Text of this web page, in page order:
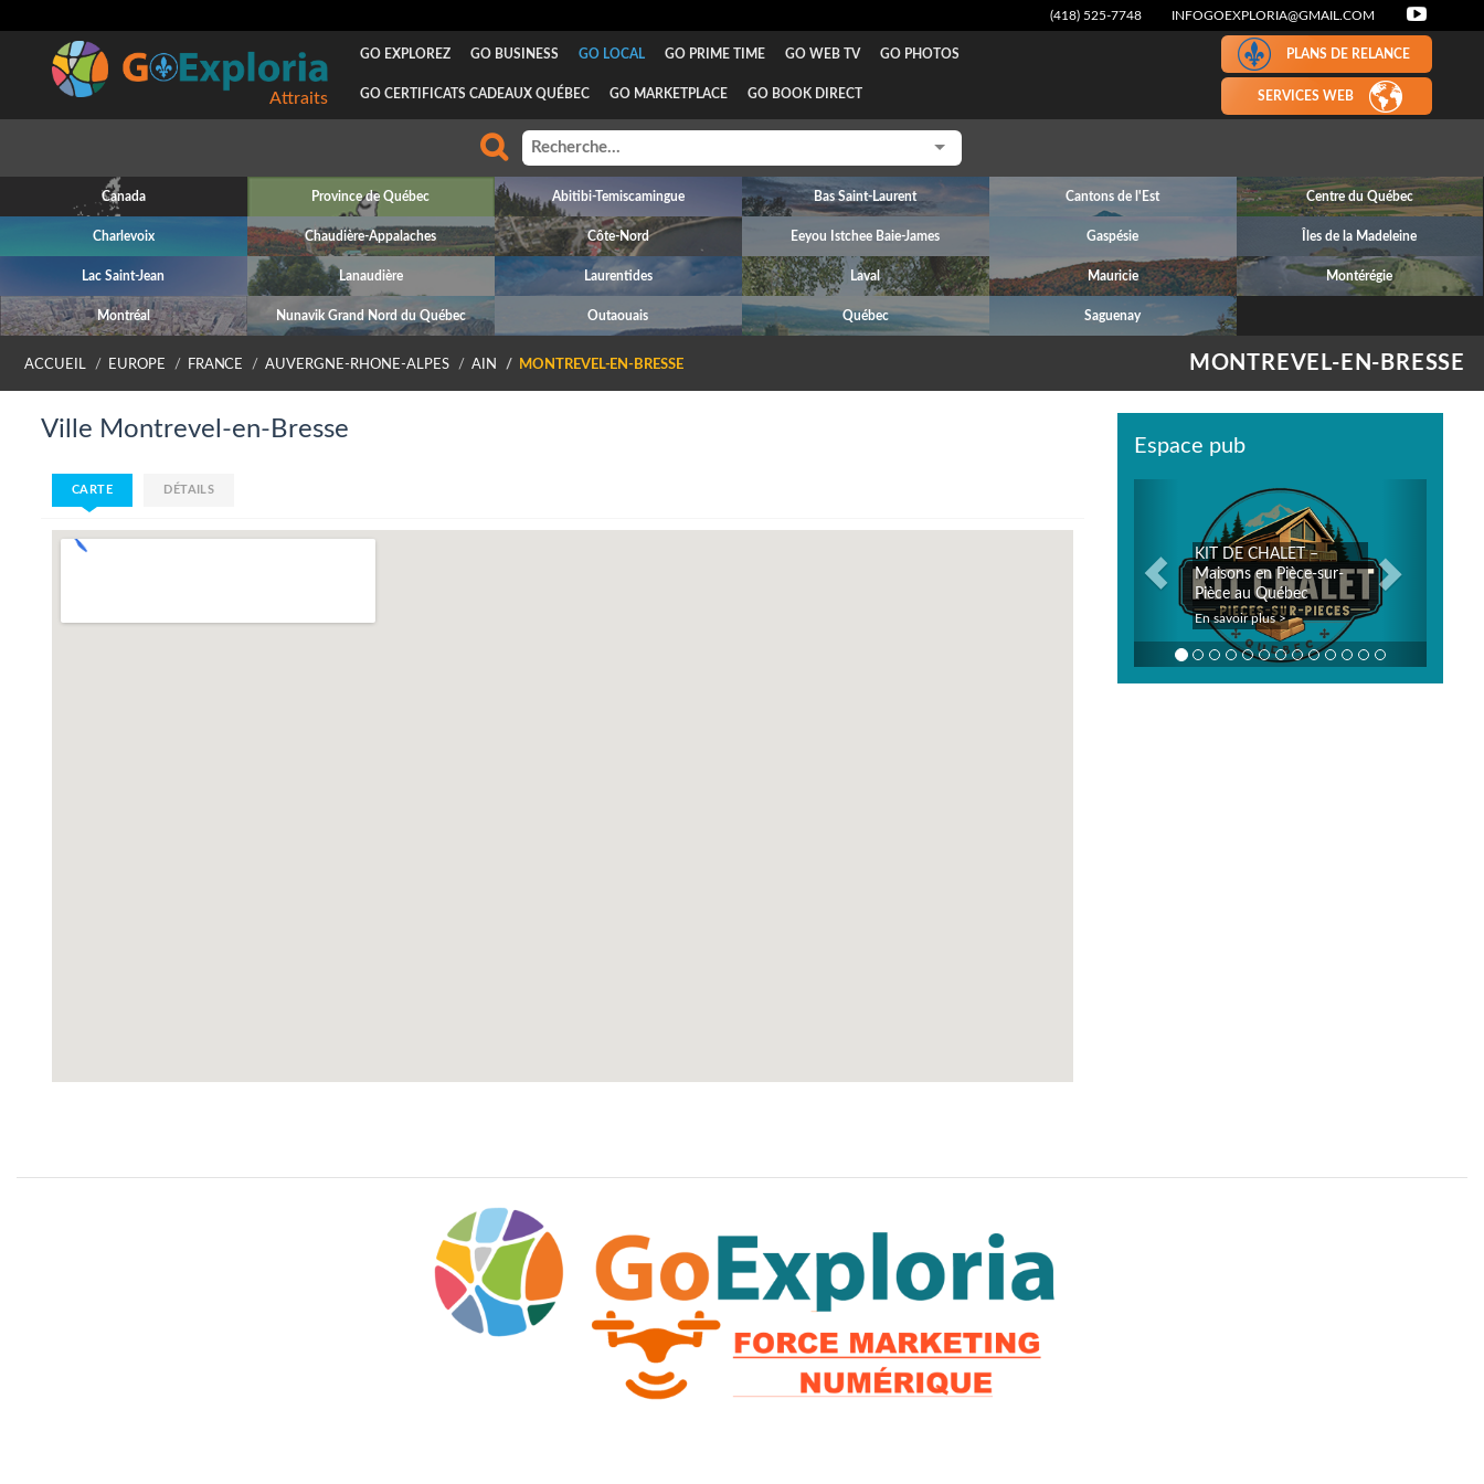
(418) 525-7748 INFOGOEXPLORIA@GMAIL.COM
Attraits
GO EXPLOREZ GO BUSINESS GO LOCAL GO PRIME TIME GO WEB TV GO PHOTOS
GO CERTIFICATS CADEAUX QUÉBEC GO MARKETPLACE GO BOOK DIRECT
PLANS DE RELANCE
SERVICES WEB
Canada Province de Québec Abitibi-Temiscamingue Bas Saint-Laurent Cantons de l'Est Centre du Québec
Charlevoix Chaudière-Appalaches Côte-Nord Eeyou Istchee Baie-James Gaspésie Îles de la Madeleine
Lac Saint-Jean Lanaudière Laurentides Laval Mauricie Montérégie
Montréal Nunavik Grand Nord du Québec Outaouais Québec Saguenay
MONTREVEL-EN-BRESSE
ACCUEIL EUROPE FRANCE AUVERGNE-RHONE-ALPES AIN MONTREVEL-EN-BRESSE
Ville Montrevel-en-Bresse
CARTE DÉTAILS
Espace pub
KIT DE CHALET –
Maisons en Pièce-sur-
Pièce au Québec
Joe Smoked
Plus, et je vous
recommande
En savoir plus >